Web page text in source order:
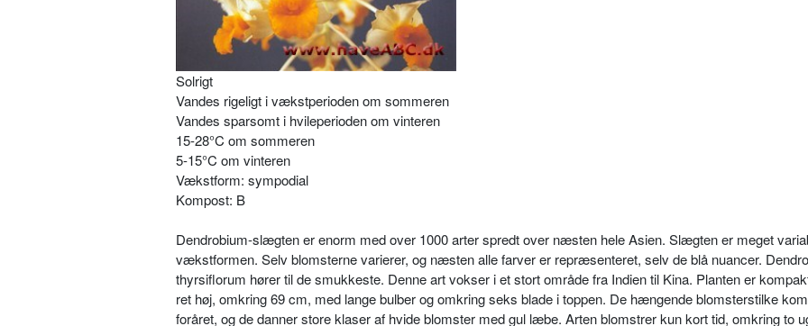
Solrigt
Vandes rigeligt i vækstperioden om sommeren
Vandes sparsomt i hvileperioden om vinteren
15-28°C om sommeren
5-15°C om vinteren
Vækstform: sympodial
Kompost: B
Dendrobium-slægten er enorm med over 1000 arter spredt over næsten hele Asien. Slægten er meget
vækstformen. Selv blomsterne varierer, og næsten alle far­ver er repræsenteret, selv de blå nuancer.
thyrsiflorum hører til de smuk­keste. Denne art vokser i et stort område fra Indien til Kina. Planten er
ret høj, omkring 69 cm, med lange bulber og omkring seks blade i toppen. De hængende blomsterstilke
foråret, og de danner store klaser af hvide blomster med gul læbe. Arten blomstrer kun kort tid, omkring to